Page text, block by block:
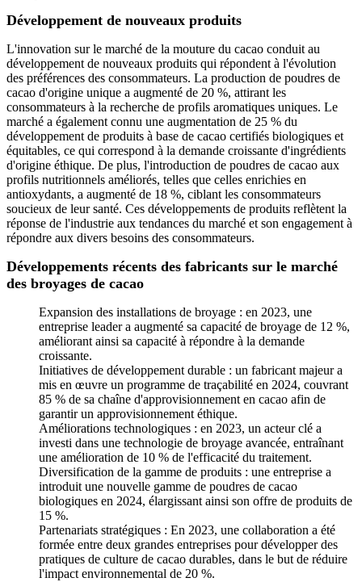
Développement de nouveaux produits
L'innovation sur le marché de la mouture du cacao conduit au
développement de nouveaux produits qui répondent à l'évolution
des préférences des consommateurs. La production de poudres de
cacao d'origine unique a augmenté de 20 %, attirant les
consommateurs à la recherche de profils aromatiques uniques. Le
marché a également connu une augmentation de 25 % du
développement de produits à base de cacao certifiés biologiques et
équitables, ce qui correspond à la demande croissante d'ingrédients
d'origine éthique. De plus, l'introduction de poudres de cacao aux
profils nutritionnels améliorés, telles que celles enrichies en
antioxydants, a augmenté de 18 %, ciblant les consommateurs
soucieux de leur santé. Ces développements de produits reflètent la
réponse de l'industrie aux tendances du marché et son engagement à
répondre aux divers besoins des consommateurs.
Développements récents des fabricants sur le marché
des broyages de cacao
Expansion des installations de broyage : en 2023, une
entreprise leader a augmenté sa capacité de broyage de 12 %,
améliorant ainsi sa capacité à répondre à la demande
croissante.
Initiatives de développement durable : un fabricant majeur a
mis en œuvre un programme de traçabilité en 2024, couvrant
85 % de sa chaîne d'approvisionnement en cacao afin de
garantir un approvisionnement éthique.
Améliorations technologiques : en 2023, un acteur clé a
investi dans une technologie de broyage avancée, entraînant
une amélioration de 10 % de l'efficacité du traitement.
Diversification de la gamme de produits : une entreprise a
introduit une nouvelle gamme de poudres de cacao
biologiques en 2024, élargissant ainsi son offre de produits de
15 %.
Partenariats stratégiques : En 2023, une collaboration a été
formée entre deux grandes entreprises pour développer des
pratiques de culture de cacao durables, dans le but de réduire
l'impact environnemental de 20 %.